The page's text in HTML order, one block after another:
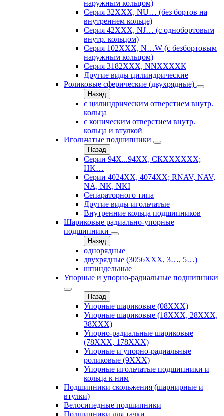
наружным кольцом)
Серия 32ХХХ, NU… (без бортов на
внутреннем кольце)
Серия 42ХХХ, NJ… (с однобортовым
внутр. кольцом)
Серия 102ХХХ, N…W (с безбортовым
наружным кольцом)
Серия 3182ХХХ, NNХХХХК
Другие виды цилиндрические
Роликовые сферические (двухрядные)
Назад
с цилиндрическим отверстием внутр.
кольца
с коническим отверстием внутр.
кольца и втулкой
Игольчатые подшипники
Назад
Серии 94Х...94ХХ, СКХХХХХХ;
HK…
Серии 4024ХХ, 4074ХХ; RNAV, NAV,
NA, NK, NKI
Сепараторного типа
Другие виды игольчатые
Внутренние кольца подшипников
Шариковые радиально-упорные
подшипники
Назад
однорядные
двухрядные (3056ХХХ, 3…, 5…)
шпиндельные
Упорные и упорно-радиальные подшипники
Назад
Упорные шариковые (08XXX)
Упорные шариковые (18XXX, 28XXХ,
38ХХХ)
Упорно-радиальные шариковые
(78XXX, 178ХХХ)
Упорные и упорно-радиальные
роликовые (9ХХХ)
Упорные игольчатые подшипники и
кольца к ним
Подшипники скольжения (шарнирные и
втулки)
Велосипедные подшипники
Подшипники для тачки